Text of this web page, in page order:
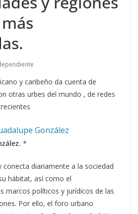
y caribeño da cuenta de
otras urbes del mundo , de redes
*
conecta diariamente a la sociedad
hábitat, así como el
marcos políticos y jurídicos de las
Por ello, el foro urbano